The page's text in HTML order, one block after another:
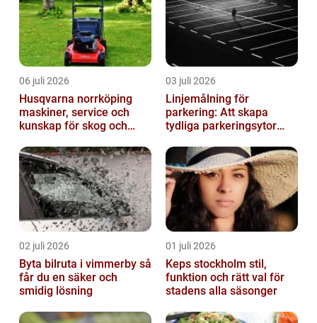
06 juli 2026
Husqvarna norrköping
maskiner, service och
kunskap för skog och
03 juli 2026
Linjemålning för
parkering: Att skapa
tydliga parkeringsytor
parkeringslinjer
02 juli 2026
Byta bilruta i vimmerby så
får du en säker och
smidig lösning
01 juli 2026
Keps stockholm stil,
funktion och rätt val för
stadens alla säsonger